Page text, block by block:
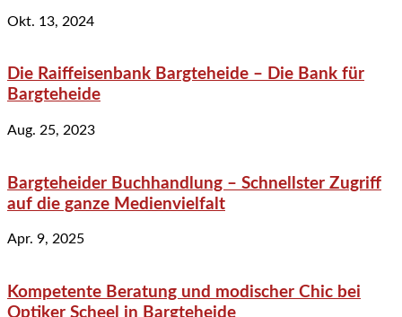
Okt. 13, 2024
Die Raiffeisenbank Bargteheide – Die Bank für
Bargteheide
Aug. 25, 2023
Bargteheider Buchhandlung – Schnellster Zugriff
auf die ganze Medienvielfalt
Apr. 9, 2025
Kompetente Beratung und modischer Chic bei
Optiker Scheel in Bargteheide